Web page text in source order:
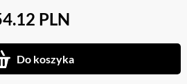
PLN
Do koszyka